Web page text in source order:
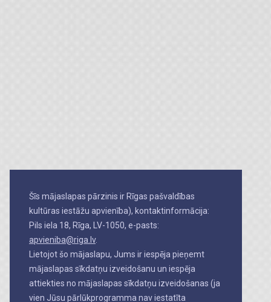
Šīs mājaslapas pārzinis ir Rīgas pašvaldības
kultūras iestāžu apvienība), kontaktinformācija:
Pils iela 18, Rīga, LV-1050, e-pasts:
apvieniba@riga.lv.
Lietojot šo mājaslapu, Jums ir iespēja pieņemt
mājaslapas sīkdatņu izveidošanu un iespēja
attiekties no mājaslapas sīkdatņu izveidošanas (ja
vien Jūsu pārlūkprogramma nav iestatīta